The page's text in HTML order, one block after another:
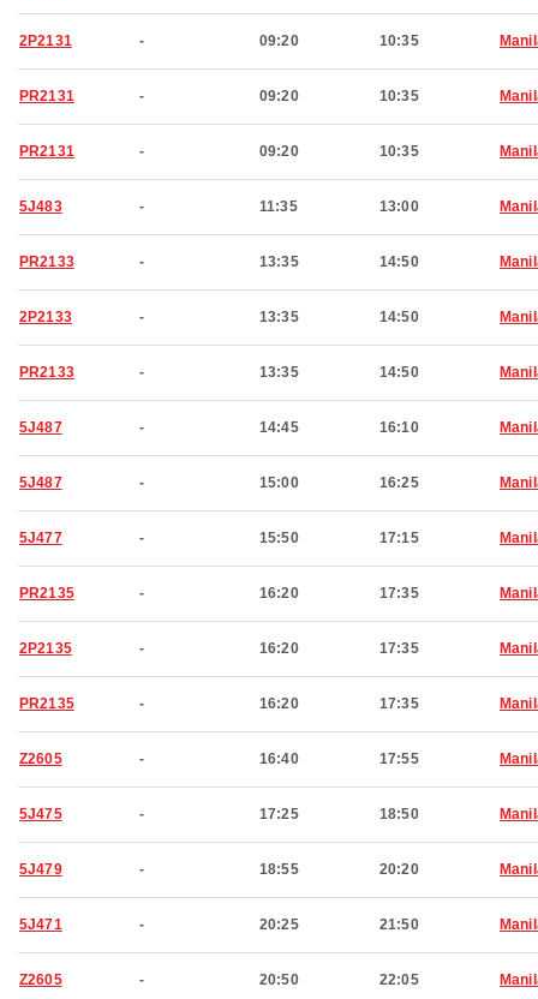
2P2131 - 09:20 10:35
PR2131 - 09:20 10:35
PR2131 - 09:20 10:35
5J483 - 11:35 13:00
PR2133 - 13:35 14:50
2P2133 - 13:35 14:50
PR2133 - 13:35 14:50
5J487 - 14:45 16:10
5J487 - 15:00 16:25
5J477 - 15:50 17:15
PR2135 - 16:20 17:35
2P2135 - 16:20 17:35
PR2135 - 16:20 17:35
Z2605 - 16:40 17:55
5J475 - 17:25 18:50
5J479 - 18:55 20:20
5J471 - 20:25 21:50
Z2605 - 20:50 22:05